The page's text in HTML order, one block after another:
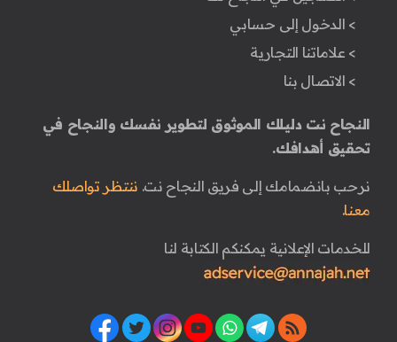
> الدخول إلى حسابي
> علاماتنا التجارية
> الاتصال بنا
النجاح نت دليلك الموثوق لتطوير نفسك والنجاح في
تحقيق أهدافك.
نرحب بانضمامك إلى فريق النجاح نت. ننتظر تواصلك
معنا.
للخدمات الإعلانية يمكنكم الكتابة لنا